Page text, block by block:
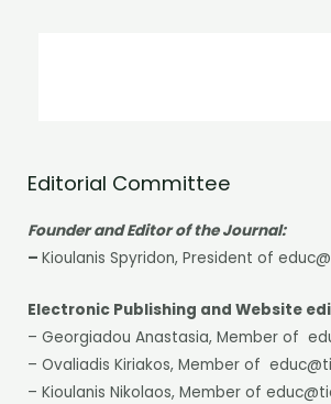
Editorial Committee
Founder and Editor of the Journal:
– Kioulanis Spyridon, President of
Electronic Publishing and Website
– Georgiadou Anastasia, Member of
– Ovaliadis Kiriakos, Member of
– Kioulanis Nikolaos, Member of